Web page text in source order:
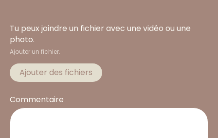
Tu peux joindre un fichier avec une vidéo ou une
photo.
Ajouter un fichier.
Ajouter des fichiers
Commentaire